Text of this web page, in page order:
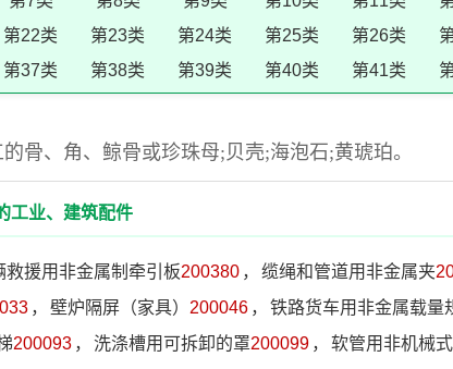
第22类 第23类 第24类 第25类 第26类
第37类 第38类 第39类 第40类 第41类
骨、角、鲸骨或珍珠母;贝壳;海泡石;黄琥珀。
工业、建筑配件
救援用非金属制牵引板200380 ， 缆绳和管道用非金属夹
， 壁炉隔屏（家具） 200046 ， 铁路货车用非金属载量
200093 ， 洗涤槽用可拆卸的罩200099 ， 软管用非机械